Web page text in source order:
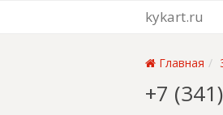
kykart.ru
Главная
+7